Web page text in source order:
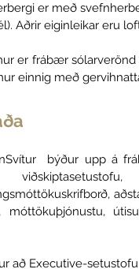
er með
Aðrir eiginleikar eru
er frábær
einnig með
Svítur býður upp á
skrifborð,
móttökuþjónustu,
að Executive-setustofu